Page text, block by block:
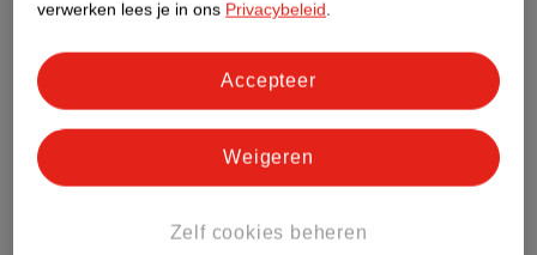
verwerken lees je in ons Privacybeleid.
Zelf cookies beheren
Weigeren
Accepteer